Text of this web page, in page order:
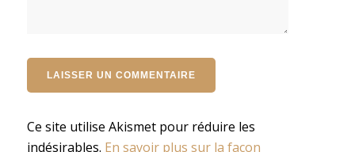
Ce site utilise Akismet pour réduire les
indésirables. En savoir plus sur la façon